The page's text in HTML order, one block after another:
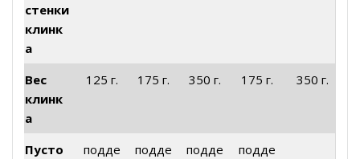
стенки
клинк
а
Вес
клинк
а
125 г. 175 г. 350 г. 175 г. 350 г.
Пусто
подде
подде
подде
подде